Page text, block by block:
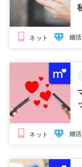
ネット 婚活
ネット 婚活